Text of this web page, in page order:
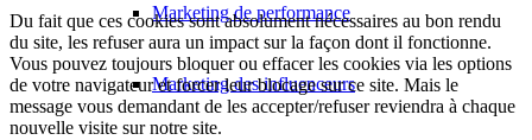
Marketing de performance
Marketing des influenceurs
Du fait que ces cookies sont absolument nécessaires au bon rendu
du site, les refuser aura un impact sur la façon dont il fonctionne.
Vous pouvez toujours bloquer ou effacer les cookies via les options
de votre navigateur et forcer leur blocage sur ce site. Mais le
message vous demandant de les accepter/refuser reviendra à chaque
nouvelle visite sur notre site.